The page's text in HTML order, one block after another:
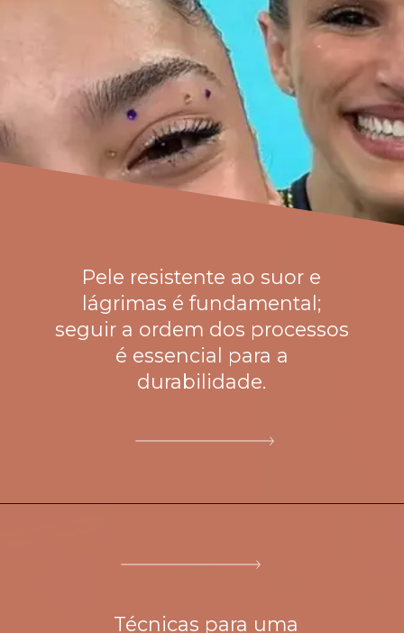
Pele resistente ao suor e
lágrimas é fundamental;
seguir a ordem dos processos
é essencial para a
Técnicas para uma